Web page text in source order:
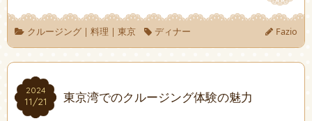
クルージング| 料理 | 東京 ディナー Fazio
2024
11/21
2024
11/21 東京湾でのクルージング体験の魅力